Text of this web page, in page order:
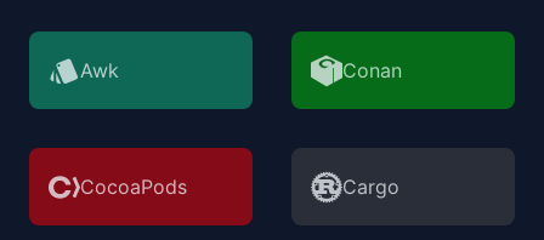
Awk Conan
CocoaPods Cargo